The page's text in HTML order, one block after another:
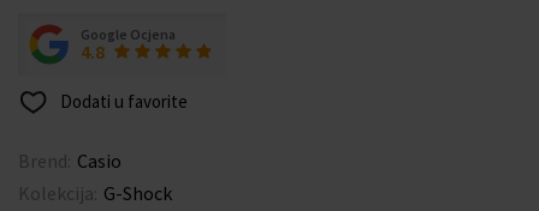
Google Ocjena
4.8
Dodati u favorite
Brend: Casio
Kolekcija: G-Shock